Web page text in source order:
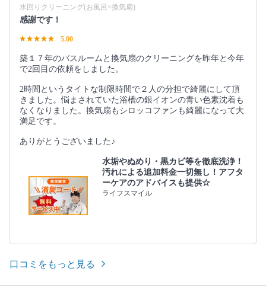
水回りクリーニング(お風呂×換気扇)
感謝です！
5.00
築１７年のバスルームと換気扇のクリーニングを昨年と今年
で2回目の依頼をしました。
2時間というタイトな制限時間で２人の分担で綺麗にして頂
きました。悩まされていた浴槽の銀イオンの青い色素沈着も
なくなりました。換気扇もシロッコファンも綺麗になって大
満足です。
ありがとうございました♪
水垢やぬめり・黒カビ等を徹底洗浄！
汚れによる追加料金一切無し！アフタ
ーケアのアドバイスも提供☆
ライフスマイル
口コミをもっと見る